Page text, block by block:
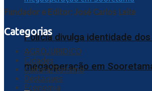
Polícia divulga identidade
megaoperação em
Fundador e Editor: José Carlos Leite
Categorias
AGROJURIDICO
Cidades
Cultura/Turismo
Destaques
Economia